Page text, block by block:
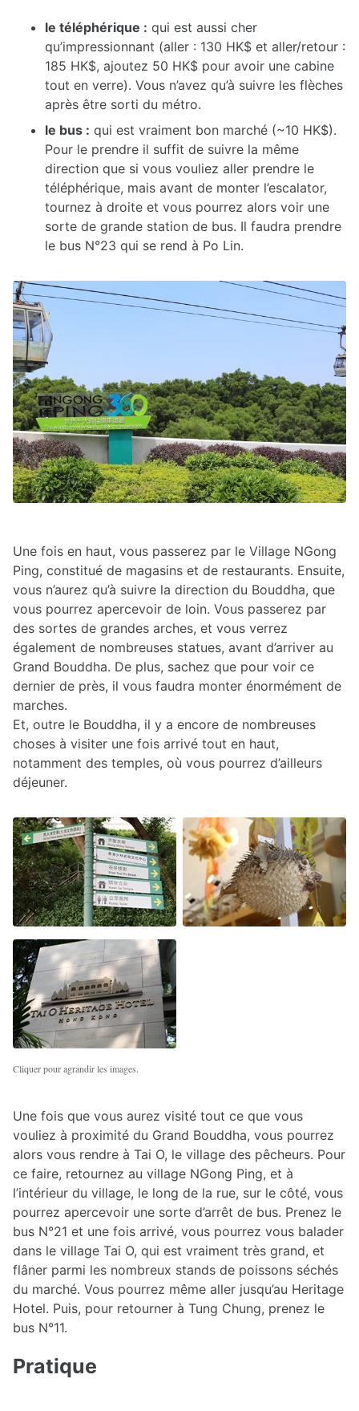
le téléphérique : qui est aussi cher
qu’impressionnant (aller : 130 HK$ et aller/retour :
185 HK$, ajoutez 50 HK$ pour avoir une cabine
tout en verre). Vous n’avez qu’à suivre les flèches
après être sorti du métro.
le bus : qui est vraiment bon marché (~10 HK$).
Pour le prendre il suffit de suivre la même
direction que si vous vouliez aller prendre le
téléphérique, mais avant de monter l’escalator,
tournez à droite et vous pourrez alors voir une
sorte de grande station de bus. Il faudra prendre
le bus N°23 qui se rend à Po Lin.
Une fois en haut, vous passerez par le Village NGong
Ping, constitué de magasins et de restaurants. Ensuite,
vous n’aurez qu’à suivre la direction du Bouddha, que
vous pourrez apercevoir de loin. Vous passerez par
des sortes de grandes arches, et vous verrez
également de nombreuses statues, avant d’arriver au
Grand Bouddha. De plus, sachez que pour voir ce
dernier de près, il vous faudra monter énormément de
marches.
Et, outre le Bouddha, il y a encore de nombreuses
choses à visiter une fois arrivé tout en haut,
notamment des temples, où vous pourrez d’ailleurs
déjeuner.
Cliquer pour agrandir les images.
Une fois que vous aurez visité tout ce que vous
vouliez à proximité du Grand Bouddha, vous pourrez
alors vous rendre à Tai O, le village des pêcheurs. Pour
ce faire, retournez au village NGong Ping, et à
l’intérieur du village, le long de la rue, sur le côté, vous
pourrez apercevoir une sorte d’arrêt de bus. Prenez le
bus N°21 et une fois arrivé, vous pourrez vous balader
dans le village Tai O, qui est vraiment très grand, et
flâner parmi les nombreux stands de poissons séchés
du marché. Vous pourrez même aller jusqu’au Heritage
Hotel. Puis, pour retourner à Tung Chung, prenez le
bus N°11.
Pratique